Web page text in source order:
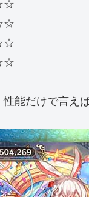
能だけで言え